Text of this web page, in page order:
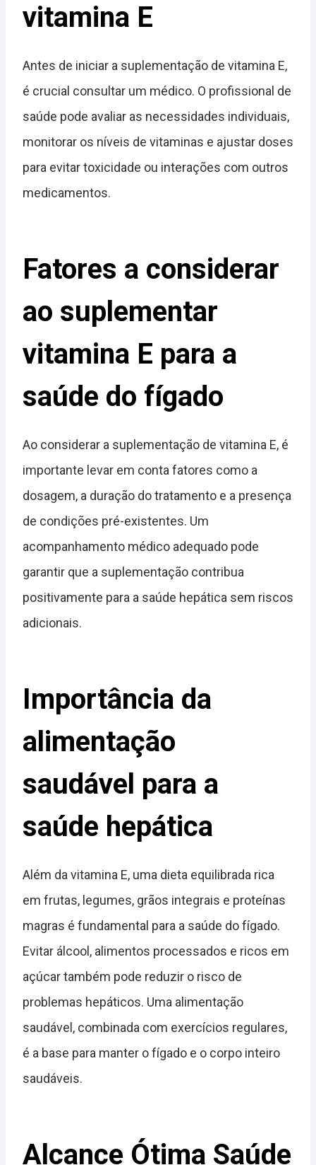
vitamina E
Antes de iniciar a suplementação de vitamina E,
é crucial consultar um médico. O profissional de
saúde pode avaliar as necessidades individuais,
monitorar os níveis de vitaminas e ajustar doses
para evitar toxicidade ou interações com outros
medicamentos.
Fatores a considerar
ao suplementar
vitamina E para a
saúde do fígado
Ao considerar a suplementação de vitamina E, é
importante levar em conta fatores como a
dosagem, a duração do tratamento e a presença
de condições pré-existentes. Um
acompanhamento médico adequado pode
garantir que a suplementação contribua
positivamente para a saúde hepática sem riscos
adicionais.
Importância da
alimentação
saudável para a
saúde hepática
Além da vitamina E, uma dieta equilibrada rica
em frutas, legumes, grãos integrais e proteínas
magras é fundamental para a saúde do fígado.
Evitar álcool, alimentos processados e ricos em
açúcar também pode reduzir o risco de
problemas hepáticos. Uma alimentação
saudável, combinada com exercícios regulares,
é a base para manter o fígado e o corpo inteiro
saudáveis.
Alcance Ótima Saúde